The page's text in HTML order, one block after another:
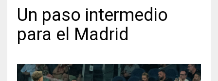
Un paso intermedio
para el Madrid